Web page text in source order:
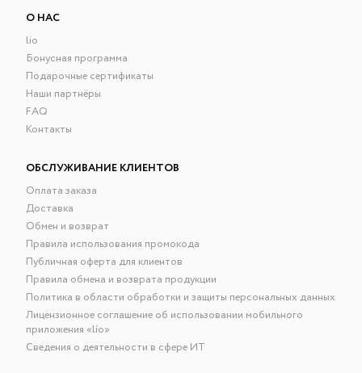
О НАС
lio
Бонусная программа
Подарочные сертификаты
Наши партнёры
FAQ
Контакты
ОБСЛУЖИВАНИЕ КЛИЕНТОВ
Оплата заказа
Доставка
Обмен и возврат
Правила использования промокода
Публичная оферта для клиентов
Правила обмена и возврата продукции
Политика в области обработки и защиты персональных данных
Лицензионное соглашение об использовании мобильного
приложения «lío»
Сведения о деятельности в сфере ИТ